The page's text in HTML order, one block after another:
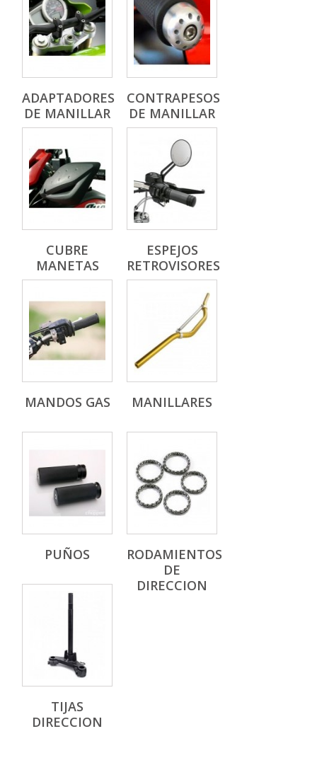
ADAPTADORES
DE MANILLAR
CONTRAPESOS
DE MANILLAR
CUBRE
MANETAS
ESPEJOS
RETROVISORES
MANDOS GAS MANILLARES
PUÑOS
RODAMIENTOS
DE
DIRECCION
TIJAS
DIRECCION